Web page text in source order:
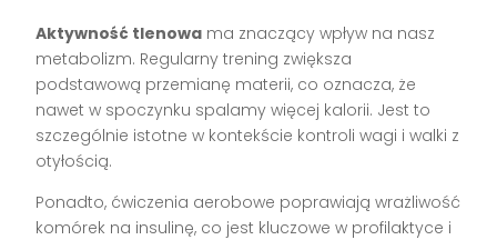
Aktywność tlenowa ma znaczący wpływ na nasz
metabolizm. Regularny trening zwiększa
podstawową przemianę materii, co oznacza, że
nawet w spoczynku spalamy więcej kalorii. Jest to
szczególnie istotne w kontekście kontroli wagi i walki z
otyłością.
Ponadto, ćwiczenia aerobowe poprawiają wrażliwość
komórek na insulinę, co jest kluczowe w profilaktyce i